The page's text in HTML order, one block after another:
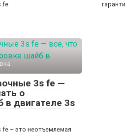
fe
3s fe —
о
в двигателе 3s
– это неотъемлемая